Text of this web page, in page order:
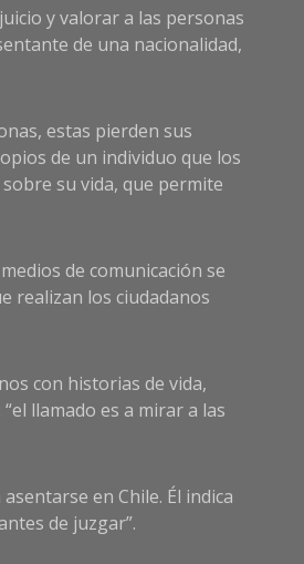
y valorar a las personas
de una nacionalidad,
estas pierden sus
de un individuo que los
su vida, que permite
de comunicación se
realizan los ciudadanos
con historias de vida,
llamado es a mirar a las
en Chile. Él indica
de juzgar”.